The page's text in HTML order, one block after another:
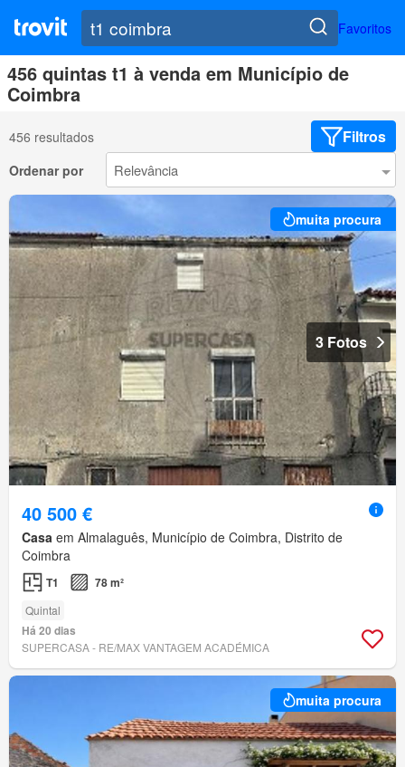
Favoritos
456 quintas t1 à venda em Município de
Coimbra
456 resultados Filtros
Ordenar por
muita procura
3 Fotos
40 500 €
Casa em Almalaguês, Município de Coimbra, Distrito de
Coimbra
T1 78 m²
Quintal
Há 20 dias
SUPERCASA - RE/MAX VANTAGEM ACADÉMICA
muita procura